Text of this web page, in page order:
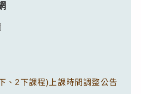
、2下課程)上課時間調整公告